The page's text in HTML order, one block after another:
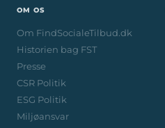
OM OS
Om FindSocialeTilbud.dk
Historien bag FST
Presse
CSR Politik
ESG Politik
Miljøansvar